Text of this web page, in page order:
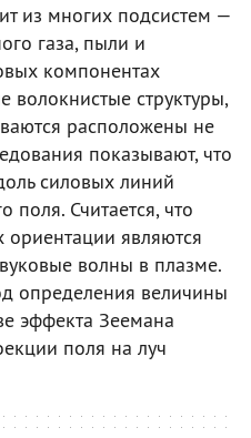
из многих подсистем —
газа, пыли и
компонентах
волокнистые структуры,
расположены не
показывают, что
силовых линий
поля. Считается, что
являются
волны в плазме.
определения величины
эффекта Зеемана
поля на луч